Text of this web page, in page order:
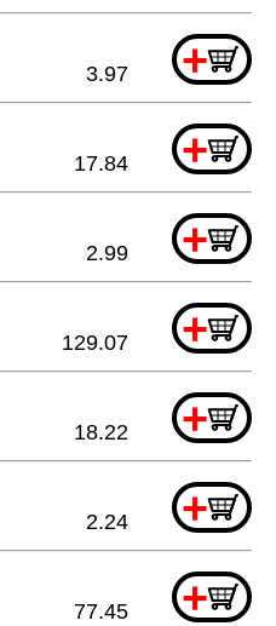
+
3.97
+
17.84
+
2.99
+
129.07
+
18.22
+
2.24
+
77.45